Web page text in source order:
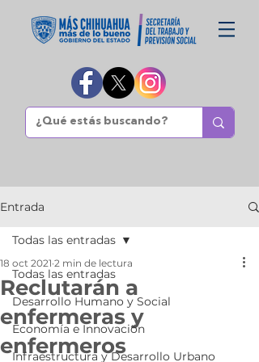
Entrada
Todas las entradas
Desarrollo Humano y Social
Economía e Innovación
Infraestructura y Desarrollo Urbano
Todas las entradas
Reclutarán a
enfermeras y
enfermeros
18 oct 2021 2 min de lectura